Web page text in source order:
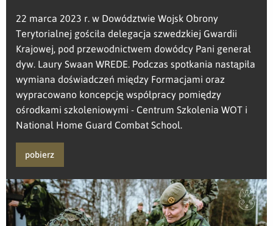
22 marca 2023 r. w Dowództwie Wojsk Obrony
Terytorialnej gościła delegacja szwedzkiej Gwardii
Krajowej, pod przewodnictwem dowódcy Pani generał
dyw. Laury Swaan WREDE. Podczas spotkania nastąpiła
wymiana doświadczeń między Formacjami oraz
wypracowano koncepcję współpracy pomiędzy
ośrodkami szkoleniowymi - Centrum Szkolenia WOT i
National Home Guard Combat School.
pobierz